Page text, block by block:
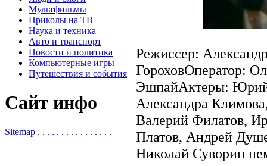
Мультфильмы
Приколы на ТВ
Наука и техника
Авто и транспорт
Новости и политика
Компьютерные игры
Путешествия и события
Сайт инфо
Sitemap . . . . . . . . . . . . . . . .
Режиссер:
ГороховОператор:
ЭшпайАктеры: Юрий
Александра
Валерий Филатов,
Платов, Андрей
Николай Суворин